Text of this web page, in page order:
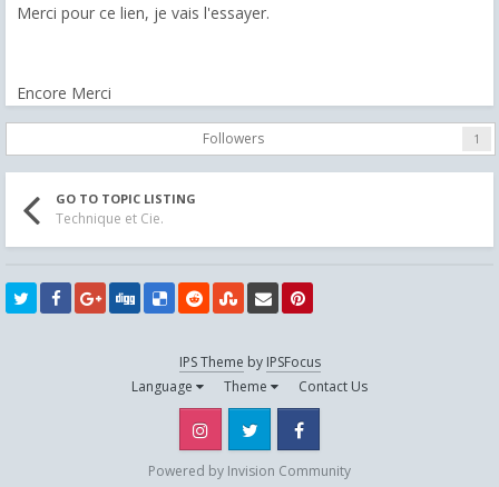
Merci pour ce lien, je vais l'essayer.
Encore Merci
Followers 1
GO TO TOPIC LISTING
Technique et Cie.
IPS Theme by IPSFocus
Language
Theme Contact Us
Instagram Twitter
Powered by Invision Community